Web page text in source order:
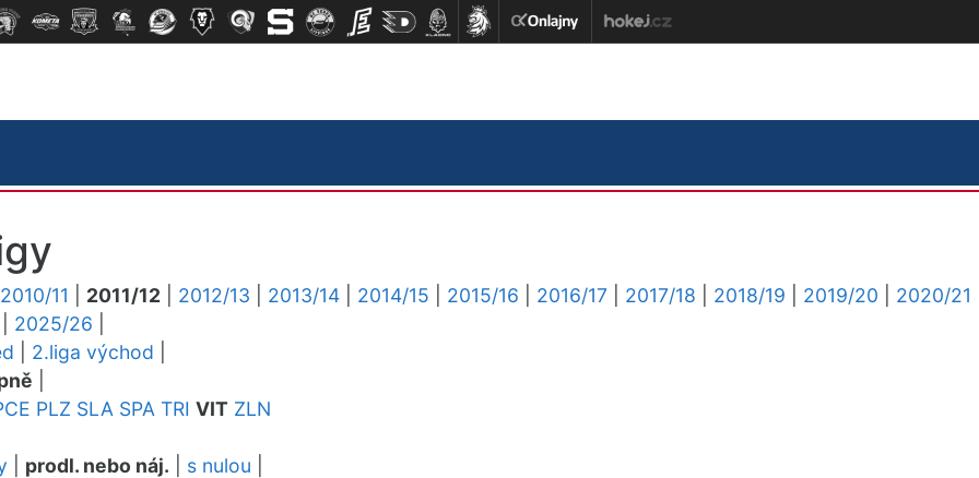
2010/11 2011/12 2012/13 2013/14 2014/15 2015/16 2016/17 2017/18 2018/19 2019/20
2020/21
2025/26
2.liga východ
PLZ SLA SPA TRI VIT ZLN
prodl. nebo náj. s nulou